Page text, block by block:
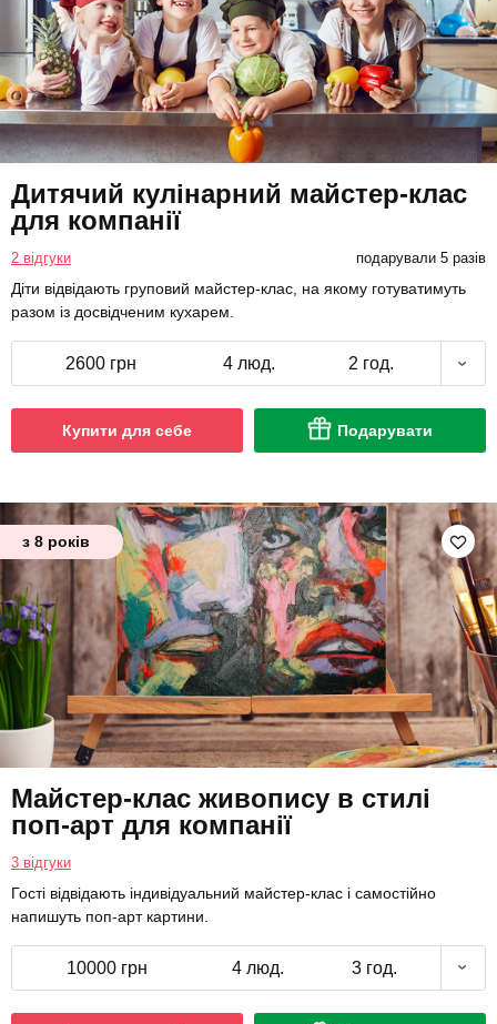
Дитячий кулінарний майстер-клас
для компанії
2 відгуки подарували 5 разів
Діти відвідають груповий майстер-клас, на якому готуватимуть
разом із досвідченим кухарем.
2600 грн 4 люд. 2 год.
Купити для себе Подарувати
з 8 років
Майстер-клас живопису в стилі
поп-арт для компанії
3 відгуки
Гості відвідають індивідуальний майстер-клас і самостійно
напишуть поп-арт картини.
10000 грн 4 люд. 3 год.